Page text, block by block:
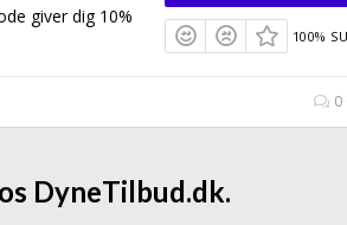
giver dig 10%
100%
0
DyneTilbud.dk.